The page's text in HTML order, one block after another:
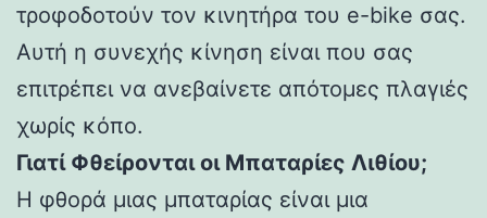
τροφοδοτούν τον κινητήρα του e-bike σας.
Αυτή η συνεχής κίνηση είναι που σας
επιτρέπει να ανεβαίνετε απότομες πλαγιές
χωρίς κόπο.
Γιατί Φθείρονται οι Μπαταρίες Λιθίου;
Η φθορά μιας μπαταρίας είναι μια